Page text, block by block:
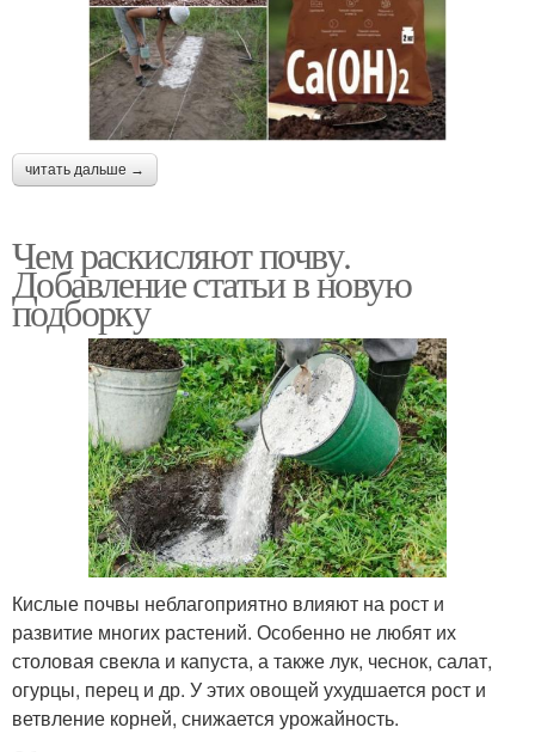
читать дальше →
Чем раскисляют почву.
Добавление статьи в новую
подборку
Кислые почвы неблагоприятно влияют на рост и
развитие многих растений. Особенно не любят их
столовая свекла и капуста, а также лук, чеснок, салат,
огурцы, перец и др. У этих овощей ухудшается рост и
ветвление корней, снижается урожайность.